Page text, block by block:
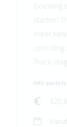
Goesting
starten?
meer
opleiding
Track
KMO-
Vanaf